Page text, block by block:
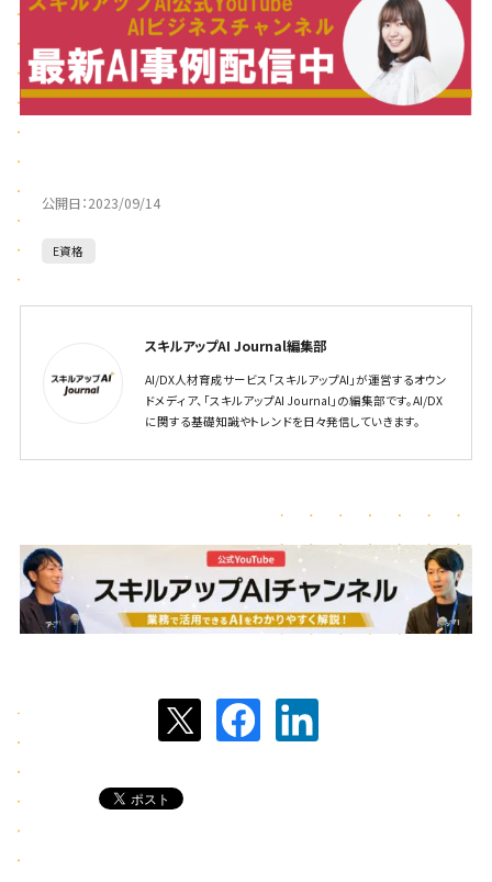
公開日：2023/09/14
E資格
スキルアップAI Journal編集部
AI/DX人材育成サービス「スキルアップAI」が運営するオウン
ドメディア、「スキルアップAI Journal」の編集部です。AI/DX
に関する基礎知識やトレンドを日々発信していきます。